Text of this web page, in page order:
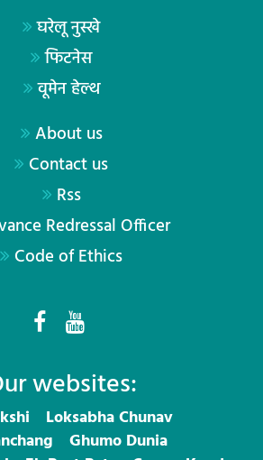
घरेलू नुस्खे
फिटनेस
वूमेन हेल्थ
About us
Contact us
Rss
Redressal Officer
Code of Ethics
websites:
Loksabha Chunav
Ghumo Dunia